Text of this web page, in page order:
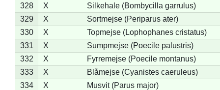
328
X
Silkehale (Bombycilla garrulus)
329
X
Sortmejse (Periparus ater)
330
X
Topmejse (Lophophanes cristatus)
331
X
Sumpmejse (Poecile palustris)
332
X
Fyrremejse (Poecile montanus)
333
X
Blåmejse (Cyanistes caeruleus)
334
X
Musvit (Parus major)